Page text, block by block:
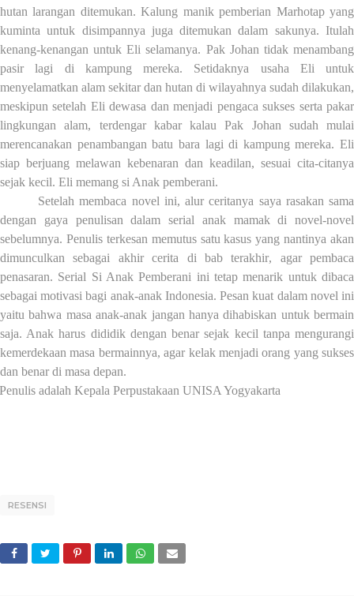
hutan larangan ditemukan. Kalung manik pemberian Marhotap yang
kuminta untuk disimpannya juga ditemukan dalam sakunya. Itulah
kenang-kenangan untuk Eli selamanya. Pak Johan tidak menambang
pasir lagi di kampung mereka. Setidaknya usaha Eli untuk
menyelamatkan alam sekitar dan hutan di wilayahnya sudah dilakukan,
meskipun setelah Eli dewasa dan menjadi pengaca sukses serta pakar
lingkungan alam, terdengar kabar kalau Pak Johan sudah mulai
merencanakan penambangan batu bara lagi di kampung mereka. Eli
siap berjuang melawan kebenaran dan keadilan, sesuai cita-citanya
sejak kecil. Eli memang si Anak pemberani.
Setelah membaca novel ini, alur ceritanya saya rasakan sama
dengan gaya penulisan
dalam serial anak mamak di novel-novel
sebelumnya. Penulis terkesan memutus satu kasus yang nantinya akan
dimunculkan sebagai akhir cerita di bab terakhir, agar pembaca
penasaran. Serial Si Anak Pemberani ini tetap menarik untuk dibaca
sebagai motivasi bagi anak-anak Indonesia. Pesan kuat dalam novel ini
yaitu bahwa masa anak-anak jangan hanya dihabiskan untuk bermain
saja. Anak harus dididik dengan benar sejak kecil tanpa mengurangi
kemerdekaan masa bermainnya, agar kelak menjadi orang yang sukses
dan benar di masa depan.
Penulis adalah Kepala Perpustakaan UNISA Yogyakarta
RESENSI